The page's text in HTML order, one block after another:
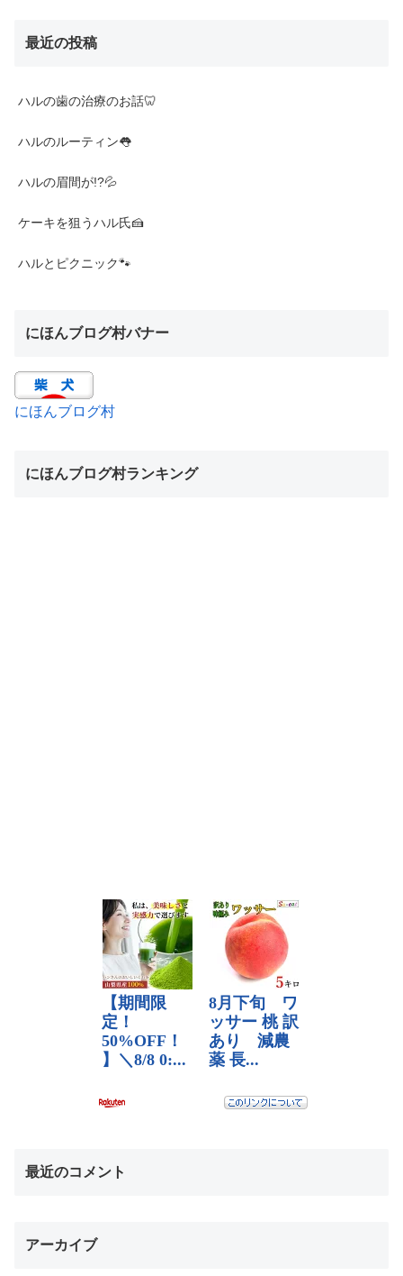
最近の投稿
ハルの歯の治療のお話🦷
ハルのルーティン👅
ハルの眉間が!?💦
ケーキを狙うハル氏🍰
ハルとピクニック🐾
にほんブログ村バナー
にほんブログ村
にほんブログ村ランキング
最近のコメント
アーカイブ